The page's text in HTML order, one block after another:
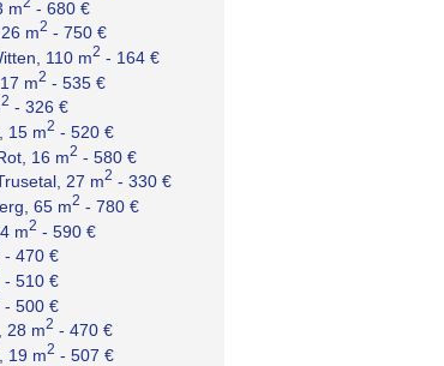
m - 680 €
m2 - 750 €
110 m2 - 164 €
m2 - 535 €
2 - 326 €
15 m2 - 520 €
16 m2 - 580 €
27 m2 - 330 €
65 m2 - 780 €
m2 - 590 €
- 470 €
- 510 €
- 500 €
28 m2 - 470 €
19 m2 - 507 €